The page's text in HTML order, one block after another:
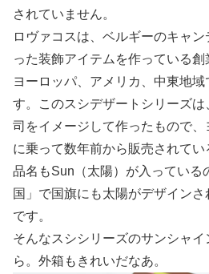
されていません。
ロヴァコスは、ベルギーのキャ
った装飾アイテムを作っている創
ヨーロッパ、アメリカ、中東地
す。このスシデザートシリーズ
司をイメージして作ったもので
に乗って数年前から販売されて
品名もSun（太陽）が入っている
国」で国旗にも太陽がデザイン
です。
そんなスシシリーズのサンシャ
ら。外箱もきれいだなあ。